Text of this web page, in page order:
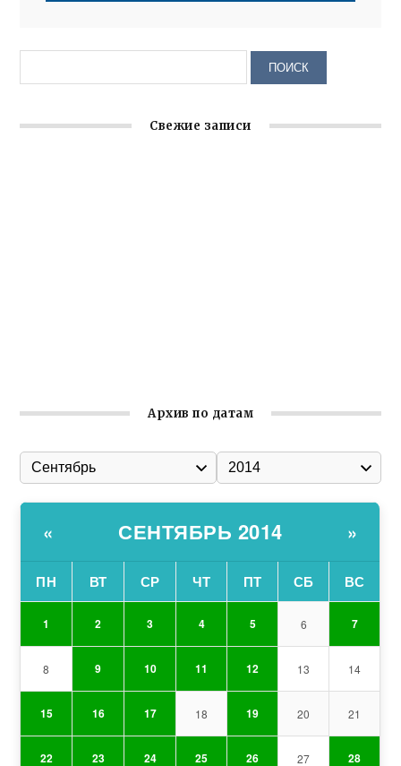
Свежие записи
Архив по датам
« СЕНТЯБРЬ 2014 »
ПН ВТ СР ЧТ ПТ СБ ВС
1 2 3 4 5 6 7
8 9 10 11 12 13 14
15 16 17 18 19 20 21
22 23 24 25 26 27 28